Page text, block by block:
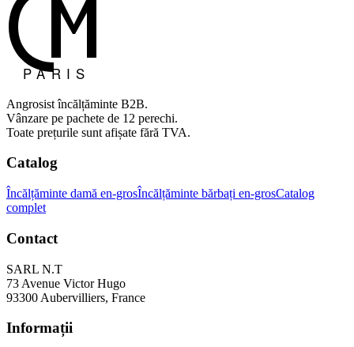
Angrosist încălțăminte B2B.
Vânzare pe pachete de 12 perechi.
Toate prețurile sunt afișate fără TVA.
Catalog
Încălțăminte damă en-grosÎncălțăminte bărbați en-grosCatalog
complet
Contact
SARL N.T
73 Avenue Victor Hugo
93300 Aubervilliers, France
Informații